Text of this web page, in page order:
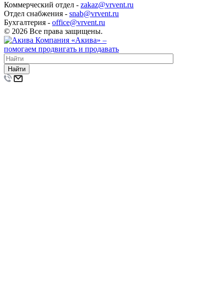
Коммерческий отдел - zakaz@vrvent.ru
Отдел снабжения - snab@vrvent.ru
Бухгалтерия - office@vrvent.ru
© 2026 Все права защищены.
Компания «Акива» –
помогаем продвигать и продавать
Найти